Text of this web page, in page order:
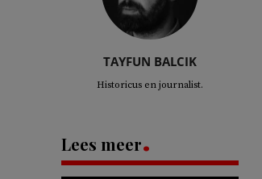
TAYFUN BALCIK
Historicus en journalist.
Lees meer